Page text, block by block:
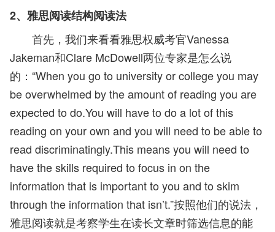
2、雅思阅读结构阅读法
首先，我们来看看雅思权威考官Vanessa
Jakeman和Clare McDowell两位专家是怎么说
的：“When you go to university or college you may
be overwhelmed by the amount of reading you are
expected to do.You will have to do a lot of this
reading on your own and you will need to be able to
read discriminatingly.This means you will need to
have the skills required to focus in on the
information that is important to you and to skim
through the information that isn’t.”按照他们的说法，
雅思阅读就是考察学生在读长文章时筛选信息的能